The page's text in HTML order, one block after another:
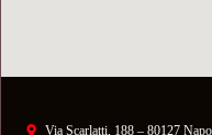
Via Scarlatti, 188 – 80127